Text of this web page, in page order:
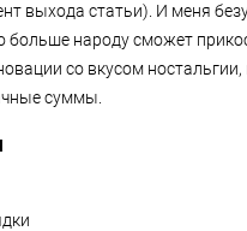
выхода статьи). И меня
больше народу сможет
со вкусом ностальгии,
суммы.